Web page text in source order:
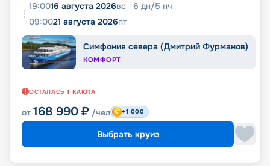
19:0016 августа 2026вс 6 дн/5 нч
09:0021 августа 2026пт
Симфония севера (Дмитрий Фурманов)
КОМФОРТ
ОСТАЛАСЬ 1 КАЮТА
от 168 990 ₽ /чел +1 000
Выбрать круиз